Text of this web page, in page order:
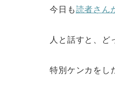
今日も読者さん
人と話すと、ど
特別ケンカをし